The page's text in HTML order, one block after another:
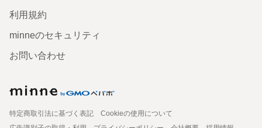
利用規約
minneのセキュリティ
お問い合わせ
特定商取引法に基づく表記
Cookieの使用について